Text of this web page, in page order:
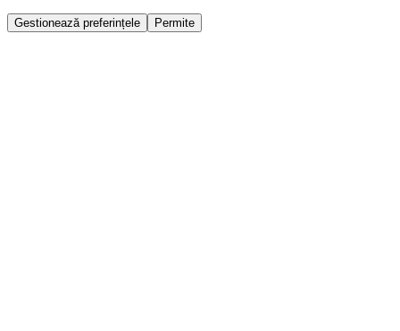
Gestionează preferințele Permite